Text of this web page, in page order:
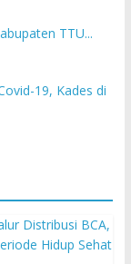
TTU...
19, Kades di